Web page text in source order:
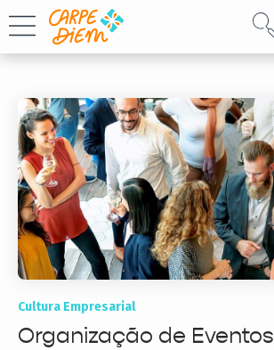
Cultura Empresarial
Organização de Eventos